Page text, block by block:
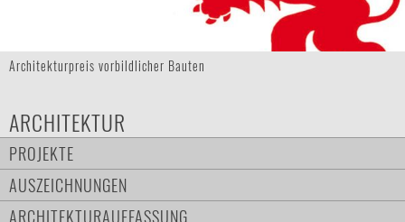
Architekturpreis vorbildlicher Bauten
ARCHITEKTUR
PROJEKTE
AUSZEICHNUNGEN
ARCHITEKTURAUFFASSUNG